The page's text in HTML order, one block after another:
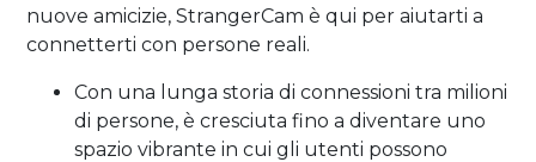
nuove amicizie, StrangerCam è qui per aiutarti a
connetterti con persone reali.
Con una lunga storia di connessioni tra milioni
di persone, è cresciuta fino a diventare uno
spazio vibrante in cui gli utenti possono